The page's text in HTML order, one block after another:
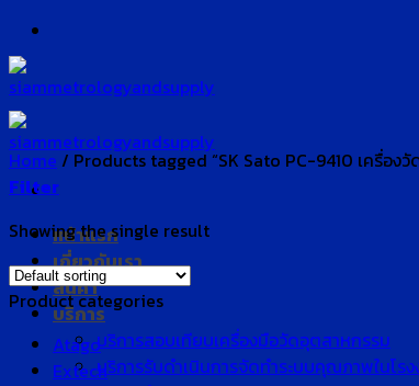
Skip
to
content
หน้าแรก
เกี่ยวกับเรา
สินค้า
บริการ
บริการสอบเทียบเครื่องมือวัดอุตสาหกรรม
บริการรับดำเนินการจัดทำระบบคุณภาพในโร
Home / Products tagged “SK Sato PC-9410 เครื่อ
Filter
Showing the single result
Product categories
Atago
Extech